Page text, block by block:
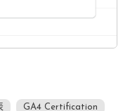
GA4 Certification